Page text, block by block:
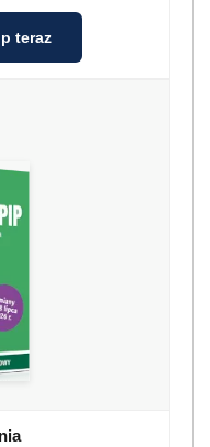
teraz